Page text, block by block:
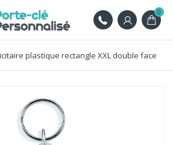
0
plastique rectangle XXL double face